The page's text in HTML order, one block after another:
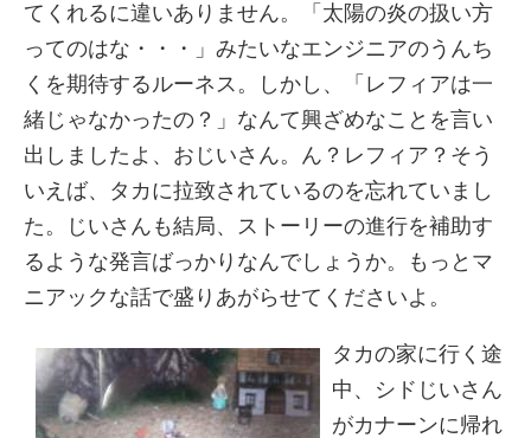
てくれるに違いありません。「太陽の炎の扱い方
ってのはな・・・」みたいなエンジニアのうんち
くを期待するルーネス。しかし、「レフィアは一
緒じゃなかったの？」なんて興ざめなことを言い
出しましたよ、おじいさん。ん？レフィア？そう
いえば、タカに拉致されているのを忘れていまし
た。じいさんも結局、ストーリーの進行を補助す
るような発言ばっかりなんでしょうか。もっとマ
ニアックな話で盛りあがらせてくださいよ。
タカの家に行く途
中、シドじいさん
がカナーンに帰れ